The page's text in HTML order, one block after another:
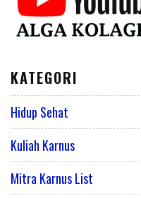
KATEGORI
Hidup Sehat
Kuliah Karnus
Mitra Karnus List